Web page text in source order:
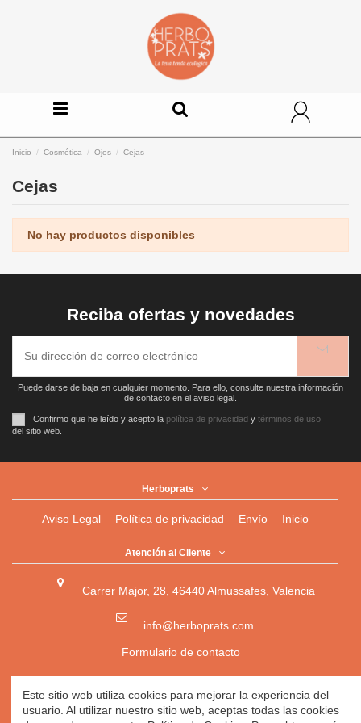
Inicio Cosmética Ojos Cejas
Cejas
No hay productos disponibles
Reciba ofertas y novedades
Puede darse de baja en cualquier momento. Para ello, consulte nuestra información
de contacto en el aviso legal.
Confirmo que he leído y acepto la política de privacidad y términos de uso
del sitio web.
Herboprats
Aviso Legal Política de privacidad Envío Inicio
Atención al Cliente
Carrer Major, 28, 46440 Almussafes, Valencia
info@herboprats.com
Formulario de contacto
Herbolario|Herboristería|Tienda Ecológica Online|
Herbodietética |Tienda Online de Productos Naturales|
Este sitio web utiliza cookies para mejorar la experiencia del
usuario. Al utilizar nuestro sitio web, aceptas todas las cookies